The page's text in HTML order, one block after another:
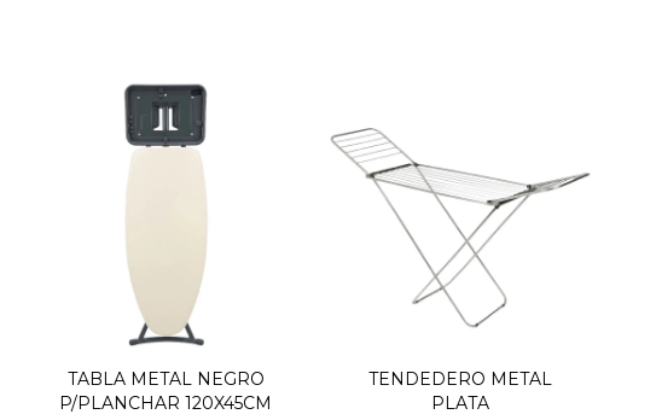
TABLA METAL NEGRO
P/PLANCHAR 120X45CM
TENDEDERO METAL
PLATA